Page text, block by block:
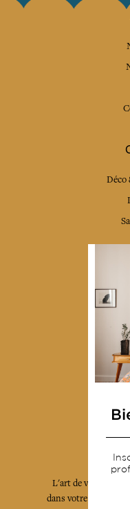
Déco
L'art de vivre
dans votre boîte